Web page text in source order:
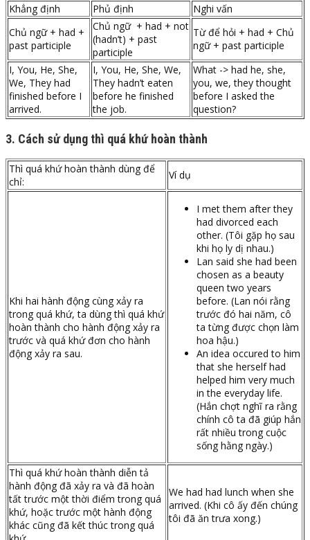
Khẳng định Phủ định
Nghi vấn
Chủ ngữ + had +
past participle
Chủ ngữ + had + not
(hadn’t) + past
participle
Từ để hỏi + had + Chủ
ngữ + past participle
I, You, He, She,
We, They had
finished before I
arrived.
I, You, He, She, We,
They hadn’t eaten
before he finished
the job.
What -> had he, she,
you, we, they thought
before I asked the
question?
3. Cách sử dụng thì quá khứ hoàn thành
Thì quá khứ hoàn thành dùng để
chỉ:
Ví dụ
Khi hai hành động cùng xảy ra
trong quá khứ, ta dùng thì quá khứ
hoàn thành cho hành động xảy ra
trước và quá khứ đơn cho hành
động xảy ra sau.
I met them after they
had divorced each
other. (Tôi gặp họ sau
khi họ ly dị nhau.)
Lan said she had been
chosen as a beauty
queen two years
before. (Lan nói rằng
trước đó hai năm, cô
ta từng được chọn làm
hoa hậu.)
An idea occured to him
that she herself had
helped him very much
in the everyday life.
(Hắn chợt nghĩ ra rằng
chính cô ta đã giúp hắn
rất nhiều trong cuộc
sống hằng ngày.)
Thì quá khứ hoàn thành diễn tả
hành động đã xảy ra và đã hoàn
tất trước một thời điểm trong quá
khứ, hoặc trước một hành động
khác cũng đã kết thúc trong quá
We had had lunch when she
arrived. (Khi cô ấy đến chúng
tôi đã ăn trưa xong.)